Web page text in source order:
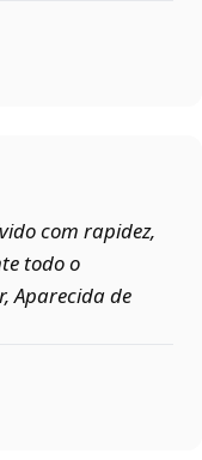
com rapidez,
todo o
Aparecida de